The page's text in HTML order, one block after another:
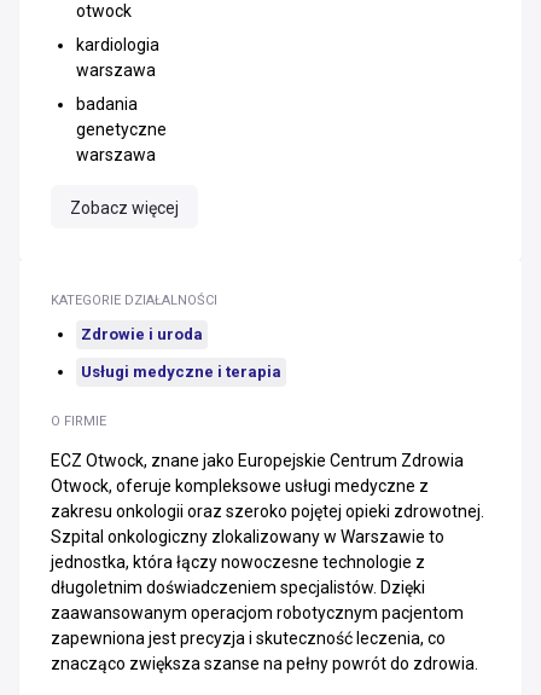
otwock
kardiologia
warszawa
badania
genetyczne
warszawa
Zobacz więcej
O FIRMIE
ECZ Otwock, znane jako Europejskie Centrum Zdrowia
Otwock, oferuje kompleksowe usługi medyczne z
zakresu onkologii oraz szeroko pojętej opieki zdrowotnej.
Szpital onkologiczny zlokalizowany w Warszawie to
jednostka, która łączy nowoczesne technologie z
długoletnim doświadczeniem specjalistów. Dzięki
zaawansowanym operacjom robotycznym pacjentom
zapewniona jest precyzja i skuteczność leczenia, co
znacząco zwiększa szanse na pełny powrót do zdrowia.
KATEGORIE DZIAŁALNOŚCI
Zdrowie i uroda
Usługi medyczne i terapia